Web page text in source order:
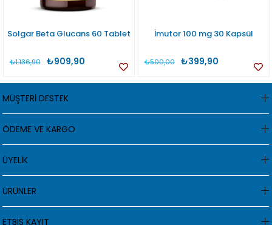
Solgar Beta Glucans 60 Tablet
₺909,90
₺1.136,90
İmutor 100 mg 30 Kapsül
₺399,90
₺500,00
MÜŞTERİ DESTEK
ÖDEME VE KARGO
ÜYELİK
ÜRÜNLER
ETBIS KAYIT